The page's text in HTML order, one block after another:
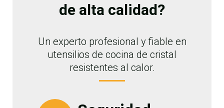
de alta calidad?
Un experto profesional y fiable en
utensilios de cocina de cristal
resistentes al calor.